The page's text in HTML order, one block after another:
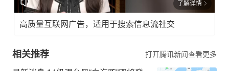
了解详情
高质量互联网广告，适用于搜索信息流社交
相关推荐 打开腾讯新闻查看更多